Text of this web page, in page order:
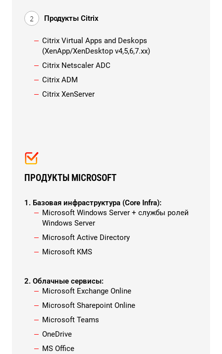
Продукты Citrix
Citrix Virtual Apps and Deskops
(XenApp/XenDesktop v4,5,6,7.xx)
Citrix Netscaler ADC
Citrix ADM
Citrix XenServer
ПРОДУКТЫ MICROSOFT
1. Базовая инфраструктура (Core Infra):
Microsoft Windows Server + службы ролей
Windows Server
Microsoft Active Directory
Microsoft KMS
2. Облачные сервисы:
Microsoft Exchange Online
Microsoft Sharepoint Online
Microsoft Teams
OneDrive
MS Office